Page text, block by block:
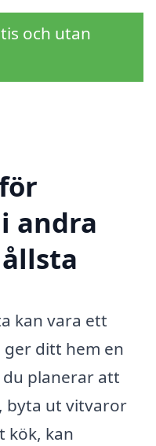
och utan
andra
kan vara ett
ditt hem en
planerar att
byta ut vitvaror
kök, kan